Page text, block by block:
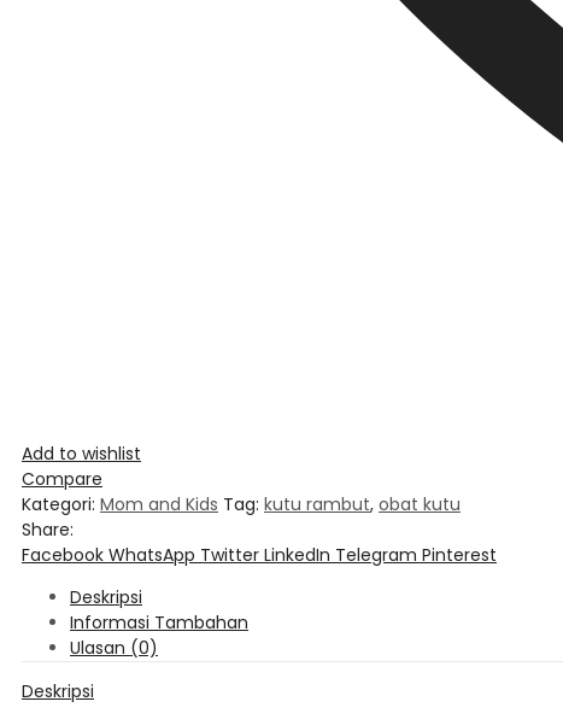
Add to wishlist
Compare
Kategori: Mom and Kids Tag: kutu rambut, obat kutu
Share:
Facebook WhatsApp Twitter LinkedIn Telegram Pinterest
Deskripsi
Informasi Tambahan
Ulasan (0)
Deskripsi